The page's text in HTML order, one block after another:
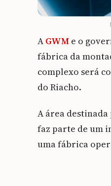
A GWM e o
fábrica da
complexo será
do Riacho.
A área
faz parte de um
uma fábrica